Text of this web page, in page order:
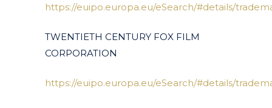
https://euipo.europa.eu/eSearch/#details/
TWENTIETH CENTURY FOX FILM
CORPORATION
https://euipo.europa.eu/eSearch/#details/